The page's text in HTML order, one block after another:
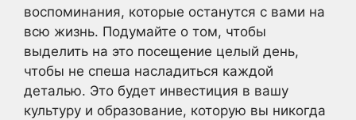
воспоминания, которые останутся с вами на
всю жизнь. Подумайте о том, чтобы
выделить на это посещение целый день,
чтобы не спеша насладиться каждой
деталью. Это будет инвестиция в вашу
культуру и образование, которую вы никогда